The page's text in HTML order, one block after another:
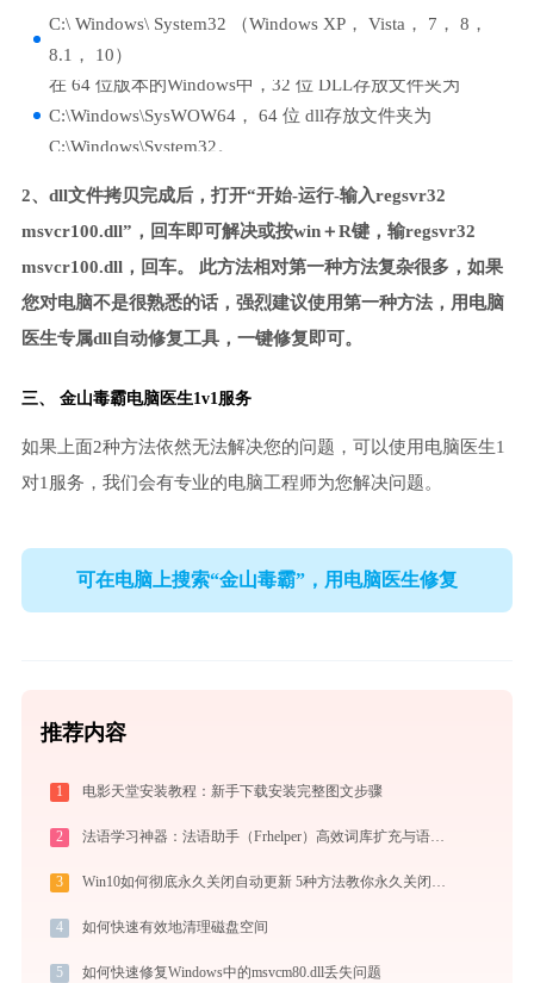
C:\ Windows\ System32 （Windows XP， Vista， 7， 8，
8.1， 10）
在 64 位版本的Windows中，32 位 DLL存放文件夹为
C:\Windows\SysWOW64， 64 位 dll存放文件夹为
C:\Windows\System32。
2、dll文件拷贝完成后，打开“开始-运行-输入regsvr32
msvcr100.dll”，回车即可解决或按win＋R键，输regsvr32
msvcr100.dll，回车。 此方法相对第一种方法复杂很多，如果
您对电脑不是很熟悉的话，强烈建议使用第一种方法，用电脑
医生专属dll自动修复工具，一键修复即可。
三、 金山毒霸电脑医生1v1服务
如果上面2种方法依然无法解决您的问题，可以使用电脑医生1
对1服务，我们会有专业的电脑工程师为您解决问题。
可在电脑上搜索“金山毒霸”，用电脑医生修复
推荐内容
1 电影天堂安装教程：新手下载安装完整图文步骤
2 法语学习神器：法语助手（Frhelper）高效词库扩充与语法攻克秘籍：frhelper.ijinshan.com 安全绿色指南
3 Win10如何彻底永久关闭自动更新 5种方法教你永久关闭win10自动更新
4 如何快速有效地清理磁盘空间
5 如何快速修复Windows中的msvcm80.dll丢失问题